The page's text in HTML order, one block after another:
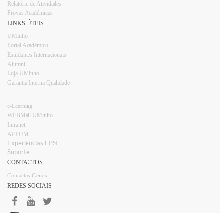
Relatório de Atividades
Provas Académicas
LINKS ÚTEIS
UMinho
Portal Académico
Estudantes Internacionais​​
Alumni
Loja UMinho​
Garantia Interna Qualidade
e-Learning
WEBMail UMinho
Intranet
AEPUM​
Experiências EPSI​​
Suporte
CONTACTOS
Contactos Gerais
REDES SOCIAIS